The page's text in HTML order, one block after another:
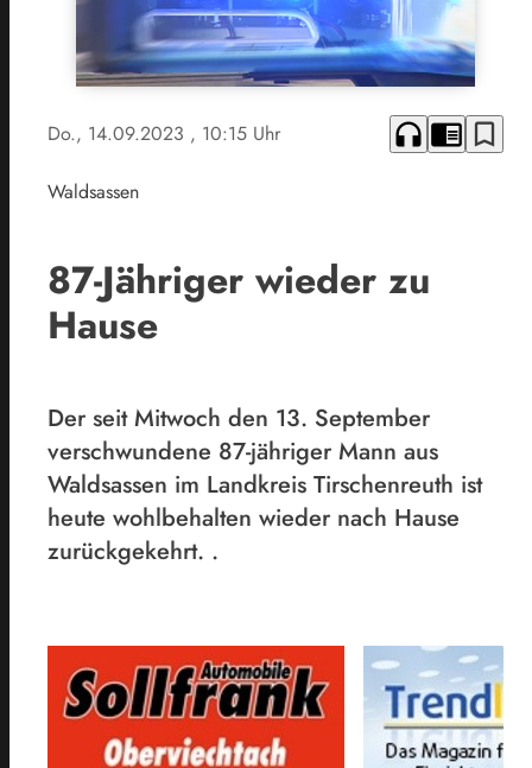
Do., 14.09.2023 , 10:15 Uhr headphones chrome_reader_mode bookmark_border
Waldsassen
87-Jähriger wieder zu
Hause
Der seit Mitwoch den 13. September
verschwundene 87-jähriger Mann aus
Waldsassen im Landkreis Tirschenreuth ist
heute wohlbehalten wieder nach Hause
zurückgekehrt. .